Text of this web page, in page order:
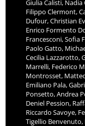
Giulia Calisti,
Filippo Clermont,
Dufour, Christian
Enrico Formento
Francesconi, Sofia
Paolo Gatto,
Cecilia Lazzarotto,
Marrelli, Federico
Montrosset,
Emiliano Pala,
Ponsetto, Andrea
Deniel Pession,
Riccardo Savoye,
Tigellio